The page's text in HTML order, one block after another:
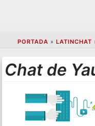
PORTADA » LATINCHAT
Chat de